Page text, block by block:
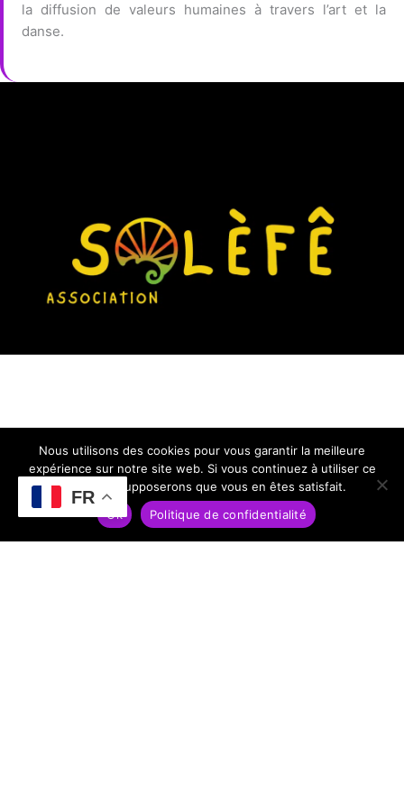
la diffusion de valeurs humaines à travers l’art et la
danse.
Nous contacter
Que vous soyez un professionnel souhaitant collaborer sur
un projet artistique ou un amateur désireux d’apprendre,
FR
Nous utilisons des cookies pour vous garantir la meilleure
expérience sur notre site web. Si vous continuez à utiliser ce
site, nous supposerons que vous en êtes satisfait.
Ok
Politique de confidentialité